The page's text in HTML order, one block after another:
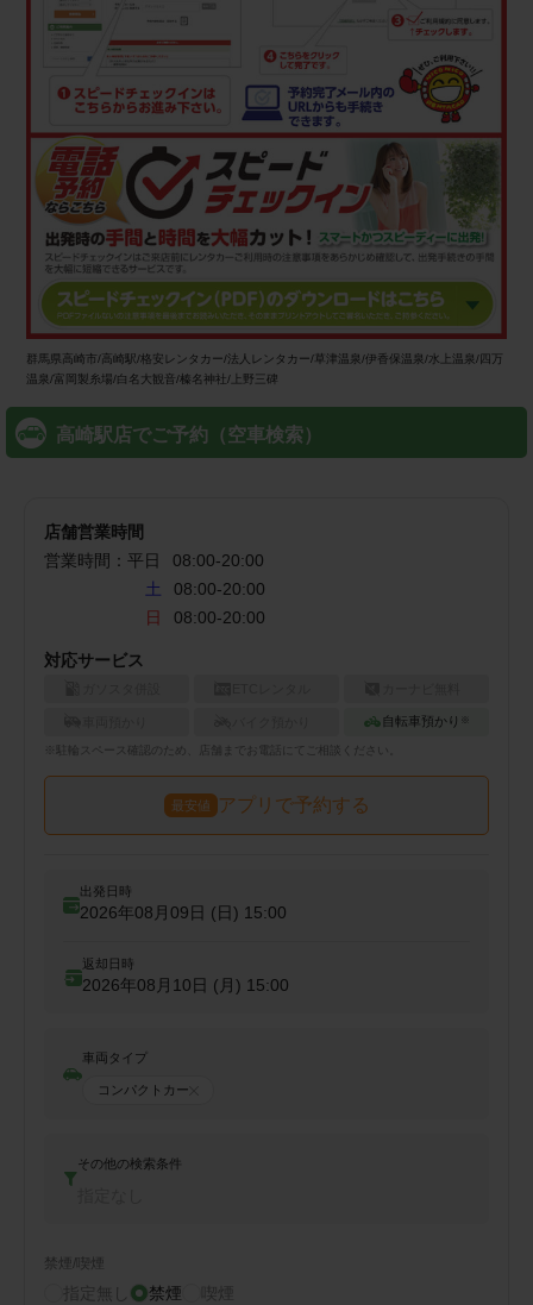
群馬県高崎市/高崎駅/格安レンタカー/法人レンタカー/草津温泉/伊香保温泉/水上温泉/四万
温泉/富岡製糸場/白名大観音/榛名神社/上野三碑
高崎駅店でご予約（空車検索）
店舗営業時間
営業時間： 平日 08:00-20:00
土
08:00-20:00
日
08:00-20:00
対応サービス
自転車預かり ※
駐輪 スペース確認のため、店舗までお電話にてご相談ください。
最安値 アプリで予約する
出発日時
2026年08月09日 (日) 15:00
返却日時
2026年08月10日 (月) 15:00
車両タイプ
コンパクトカー
その他の検索条件
禁煙/喫煙
指定無し 禁煙 喫煙